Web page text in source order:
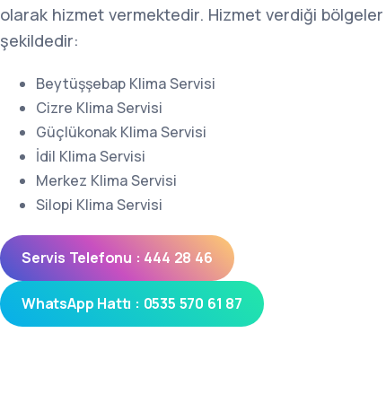
olarak hizmet vermektedir. Hizmet verdiği
şekildedir:
Beytüşşebap Klima Servisi
Cizre Klima Servisi
Güçlükonak Klima Servisi
İdil Klima Servisi
Merkez Klima Servisi
Silopi Klima Servisi
Servis Telefonu : 444 28 46
WhatsApp Hattı : 0535 570 61 87